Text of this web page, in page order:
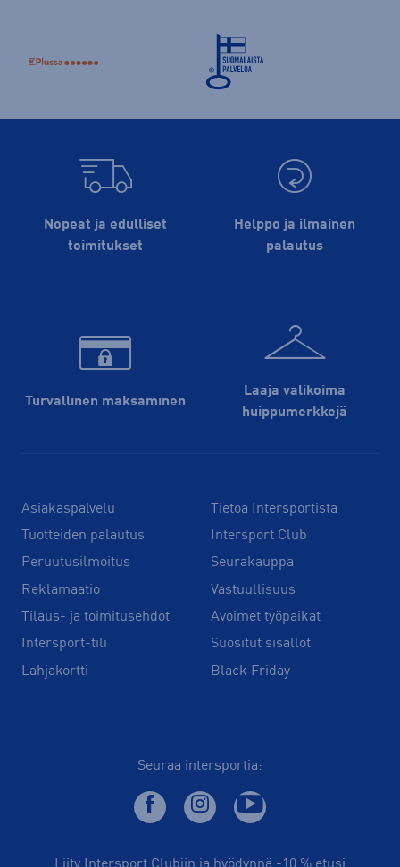
Nopeat ja edulliset
toimitukset
Helppo ja ilmainen
palautus
Turvallinen maksaminen
Laaja valikoima
huippu­merkkejä
Asiakaspalvelu
Tuotteiden palautus
Peruutusilmoitus
Reklamaatio
Tilaus- ja toimitusehdot
Intersport-tili
Lahjakortti
Tietoa Intersportista
Intersport Club
Seurakauppa
Vastuullisuus
Avoimet työpaikat
Suositut sisällöt
Black Friday
Seuraa intersportia: